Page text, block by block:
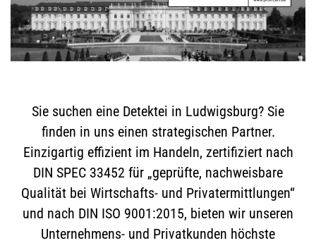
Sie suchen eine Detektei in Ludwigsburg? Sie
finden in uns einen strategischen Partner.
Einzigartig effizient im Handeln, zertifiziert nach
DIN SPEC 33452 für „geprüfte, nachweisbare
Qualität bei Wirtschafts- und Privatermittlungen“
und nach DIN ISO 9001:2015, bieten wir unseren
Unternehmens- und Privatkunden höchste